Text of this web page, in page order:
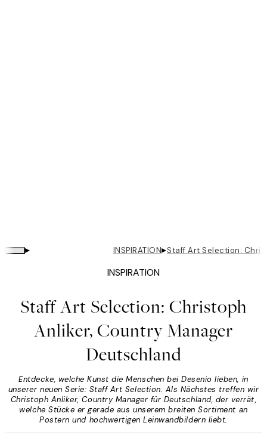
▸ INSPIRATION▸Staff Art Selection:
INSPIRATION
Staff Art Selection: Christoph
Anliker, Country Manager
Deutschland
Entdecke, welche Kunst die Menschen bei Desenio lieben, in
unserer neuen Serie: Staff Art Selection. Als Nächstes treffen wir
Christoph Anliker, Country Manager für Deutschland, der verrät,
welche Stücke er gerade aus unserem breiten Sortiment an
Postern und hochwertigen Leinwandbildern liebt.